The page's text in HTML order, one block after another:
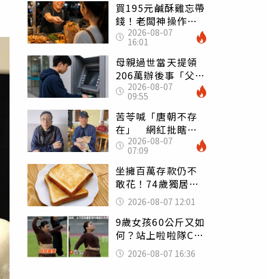
買195元鹹酥雞忘帶
錢！老闆神操作
「倒找5元」 全網
看哭：這就是台灣
2026-08-07
16:01
母親過世當天提領
206萬辦後事「父子
遭判刑」 律師：
搶錢先下手是罪
2026-08-07
09:55
苦苓喊「唐朝不存
在」 網紅批瞎編
歷史：李白、杜甫
用鮮卑文寫詩？
2026-08-07
07:09
坐擁百萬存款仍不
敢花！74歲獨居翁
「1餐只吃1片吐
司」 半年後暴瘦
嚇壞女兒
2026-08-07 12:01
9歲女孩60公斤又如
何？站上啦啦隊C位
驚艷全場 千萬網
友被圈粉
2026-08-07 16:36